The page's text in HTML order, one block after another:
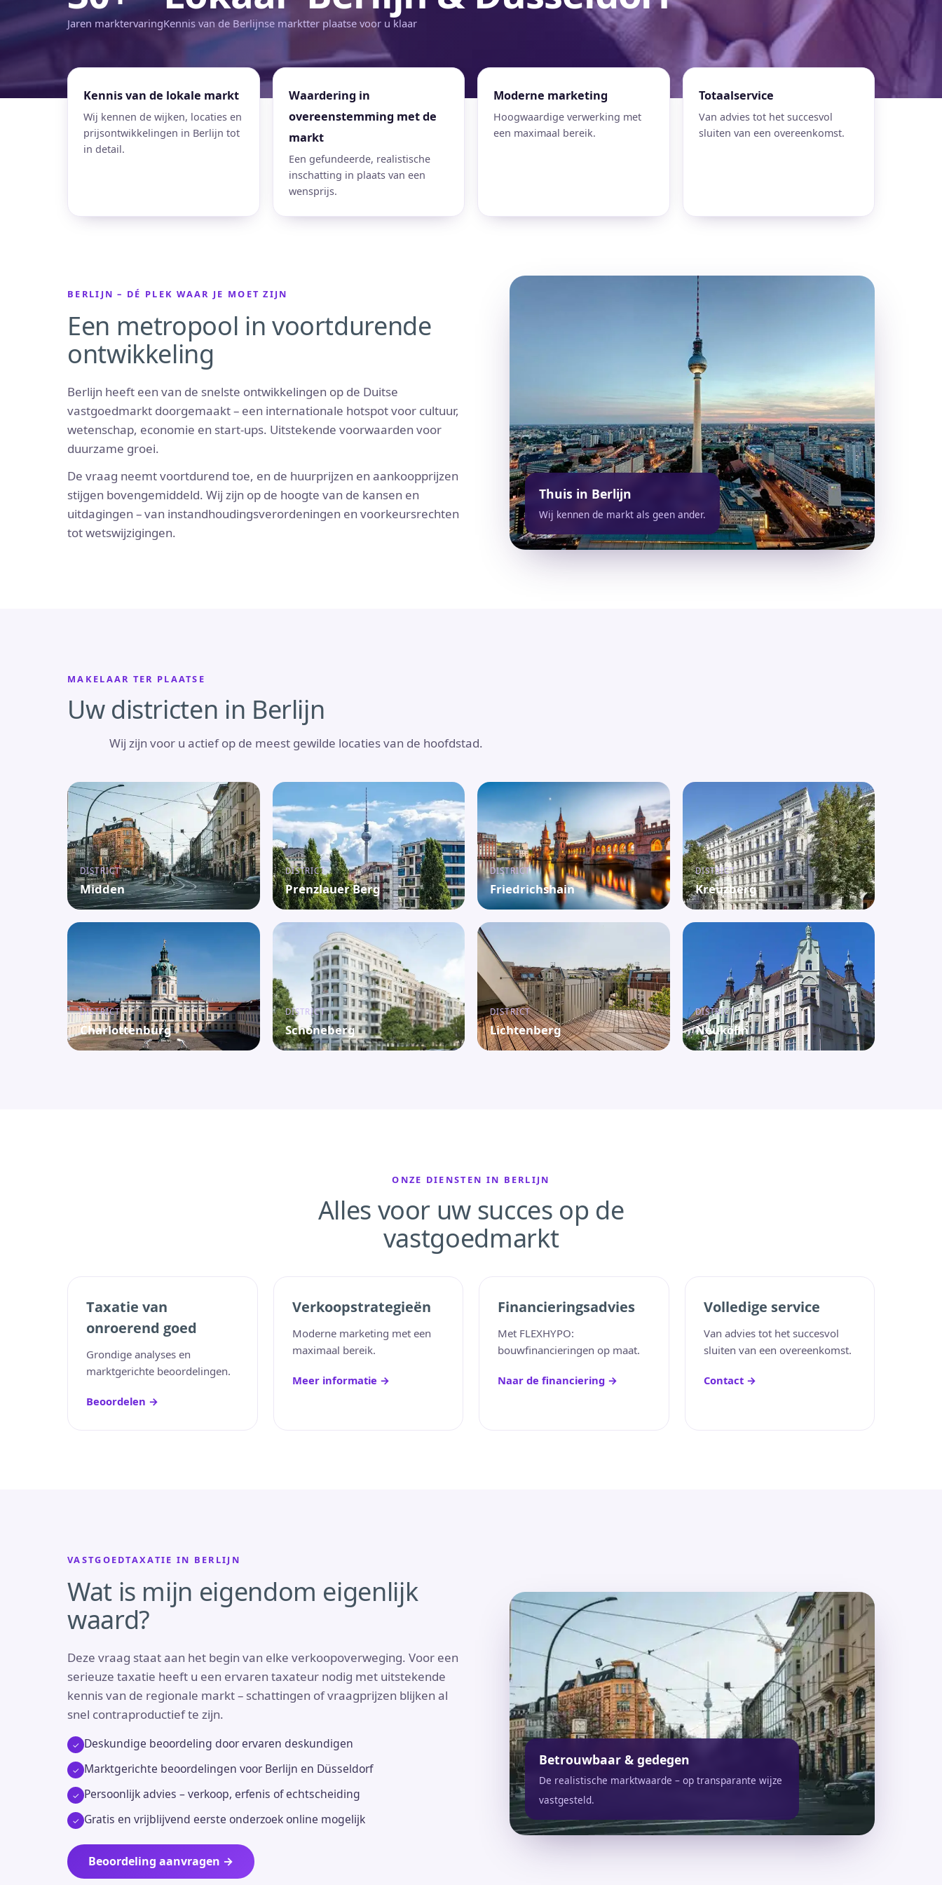
Jaren marktervaringKennis van de Berlijnse marktter plaatse voor u klaar
Kennis van de lokale markt
Wij kennen de wijken, locaties en
prijsontwikkelingen in Berlijn tot
in detail.
Waardering in
overeenstemming met de
markt
Een gefundeerde, realistische
inschatting in plaats van een
wensprijs.
Moderne marketing
Hoogwaardige verwerking met
een maximaal bereik.
Totaalservice
Van advies tot het succesvol
sluiten van een overeenkomst.
BERLIJN – DÉ PLEK WAAR JE MOET ZIJN
Een metropool in voortdurende
ontwikkeling
Berlijn heeft een van de snelste ontwikkelingen op de Duitse
vastgoedmarkt doorgemaakt – een internationale hotspot voor cultuur,
wetenschap, economie en start-ups. Uitstekende voorwaarden voor
duurzame groei.
De vraag neemt voortdurend toe, en de huurprijzen en aankoopprijzen
stijgen bovengemiddeld. Wij zijn op de hoogte van de kansen en
uitdagingen – van instandhoudingsverordeningen en voorkeursrechten
tot wetswijzigingen.
Thuis in Berlijn
Wij kennen de markt als geen ander.
MAKELAAR TER PLAATSE
Uw districten in Berlijn
Wij zijn voor u actief op de meest gewilde locaties van de hoofdstad.
DISTRICT
Midden
DISTRICT
Prenzlauer Berg
DISTRICT
Friedrichshain
DISTRICT
Kreuzberg
DISTRICT
Charlottenburg
DISTRICT
Schöneberg
DISTRICT
Lichtenberg
DISTRICT
Neukölln
ONZE DIENSTEN IN BERLIJN
Alles voor uw succes op de
vastgoedmarkt
Taxatie van
onroerend goed
Grondige analyses en
marktgerichte beoordelingen.
Beoordelen →
Verkoopstrategieën
Moderne marketing met een
maximaal bereik.
Meer informatie →
Financieringsadvies
Met FLEXHYPO:
bouwfinancieringen op maat.
Naar de financiering →
Volledige service
Van advies tot het succesvol
sluiten van een overeenkomst.
Contact →
VASTGOEDTAXATIE IN BERLIJN
Wat is mijn eigendom eigenlijk
waard?
Deze vraag staat aan het begin van elke verkoopoverweging. Voor een
serieuze taxatie heeft u een ervaren taxateur nodig met uitstekende
kennis van de regionale markt – schattingen of vraagprijzen blijken al
snel contraproductief te zijn.
Deskundige beoordeling door ervaren deskundigen
Marktgerichte beoordelingen voor Berlijn en Düsseldorf
Persoonlijk advies – verkoop, erfenis of echtscheiding
Gratis en vrijblijvend eerste onderzoek online mogelijk
Beoordeling aanvragen →
Betrouwbaar & gedegen
De realistische marktwaarde – op transparante wijze
vastgesteld.